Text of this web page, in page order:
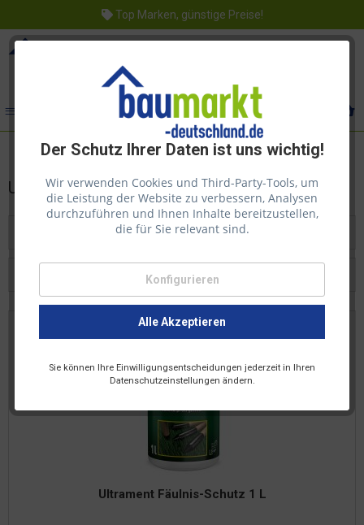
Top Marken, günstige Preise!
Der Schutz Ihrer Daten ist uns wichtig!
Wir verwenden Cookies und Third-Party-Tools, um
die Leistung der Website zu verbessern, Analysen
durchzuführen und Ihnen Inhalte bereitzustellen,
die für Sie relevant sind.
Konfigurieren
Alle Akzeptieren
Sie können Ihre Einwilligungsentscheidungen jederzeit in Ihren
Datenschutzeinstellungen ändern.
Ultrament
Beliebtheit
Ultrament Fäulnis-Schutz 1 L